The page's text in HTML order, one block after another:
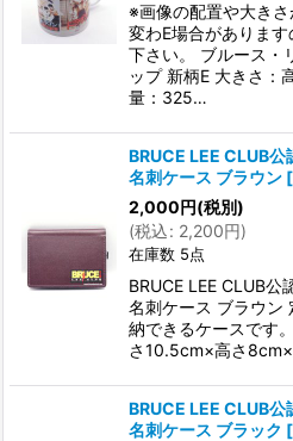
※画像の配置や大き
変わE場合がありま
下さい。 ブルース・
ップ 新柄E 大きさ
量：325…
BRUCE LEE CLUB
名刺ケース ブラウン [
2,000円(税別)
(税込: 2,200円)
在庫数 5点
BRUCE LEE CLUB公
名刺ケース ブラウン
納できるケースです
さ10.5cm×高さ
BRUCE LEE CLUB
名刺ケース ブラック [